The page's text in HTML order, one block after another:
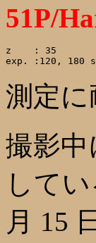
51P/
z    : 35
測定
撮影
して
月 15